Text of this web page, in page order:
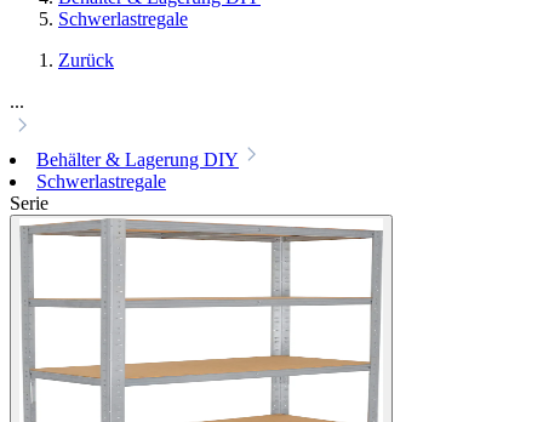
Schwerlastregale
Zurück
...
Behälter & Lagerung DIY
Schwerlastregale
Serie